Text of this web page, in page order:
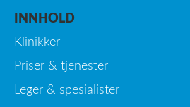
INNHOLD
Klinikker
Priser & tjenester
Leger & spesialister